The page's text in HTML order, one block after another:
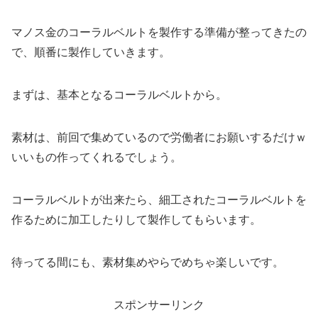
マノス金のコーラルベルトを製作する準備が整ってきたの
で、順番に製作していきます。
まずは、基本となるコーラルベルトから。
素材は、前回で集めているので労働者にお願いするだけｗ
いいもの作ってくれるでしょう。
コーラルベルトが出来たら、細工されたコーラルベルトを
作るために加工したりして製作してもらいます。
待ってる間にも、素材集めやらでめちゃ楽しいです。
スポンサーリンク